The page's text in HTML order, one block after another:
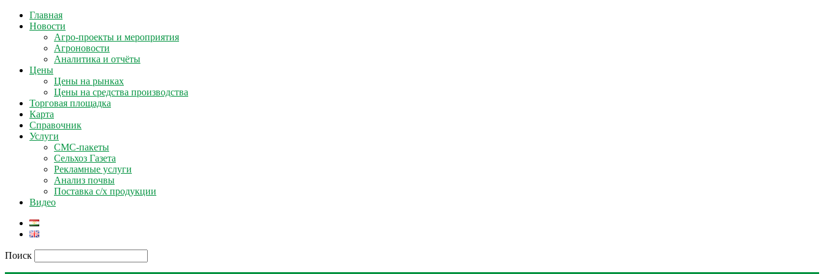
Главная
Новости
Агро-проекты и мероприятия
Агроновости
Аналитика и отчёты
Цены
Цены на рынках
Цены на средства производства
Торговая площадка
Карта
Справочник
Услуги
СМС-пакеты
Сельхоз Газета
Рекламные услуги
Анализ почвы
Поставка с/х продукции
Видео
Поиск